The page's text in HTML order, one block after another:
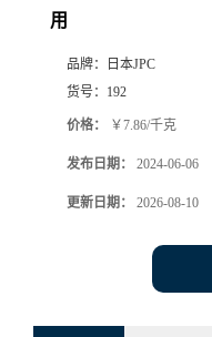
用
品牌：
日本JPC
货号： 192
价格： ￥7.86/千克
发布日期： 2024-06-06
更新日期： 2026-08-10